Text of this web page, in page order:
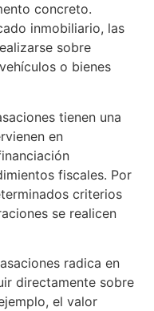
concreto.
inmobiliario, las
sobre
o bienes
tienen una
en
fiscales. Por
criterios
se realicen
radica en
directamente sobre
el valor